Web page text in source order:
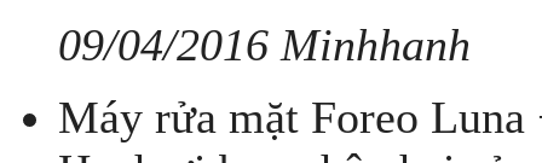
09/04/2016 Minhhanh
Máy rửa mặt Foreo